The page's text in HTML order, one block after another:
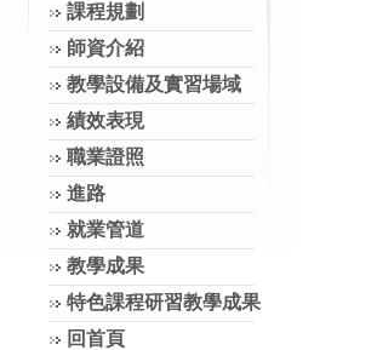
課程規劃
師資介紹
教學設備及實習場域
績效表現
職業證照
進路
就業管道
教學成果
特色課程研習教學成果
回首頁